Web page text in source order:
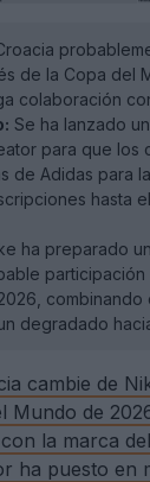
de la Copa del
colaboración
Se ha lanzado
para que los
de Adidas para
hasta
ha preparado
participación
combinando
degradado
cambie de
Mundo de
la marca
ha puesto en